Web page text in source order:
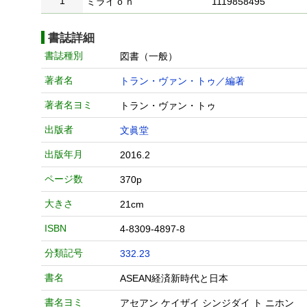
書誌詳細
書誌種別 図書（一般）
著者名 トラン・ヴァン・トゥ／編著
著者名ヨミ トラン・ヴァン・トゥ
出版者 文眞堂
出版年月 2016.2
ページ数 370p
大きさ 21cm
ISBN 4-8309-4897-8
分類記号 332.23
書名 ASEAN経済新時代と日本
書名ヨミ アセアン ケイザイ シンジダイ ト ニホン